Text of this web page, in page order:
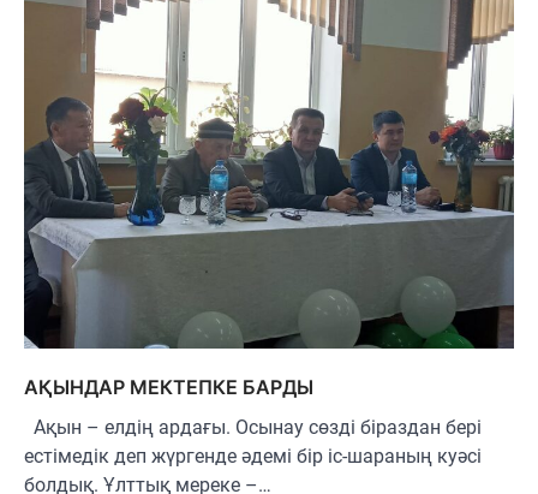
АҚЫНДАР МЕКТЕПКЕ БАРДЫ
Ақын – елдің ардағы. Осынау сөзді біраздан бері
естімедік деп жүргенде әдемі бір іс-шараның куәсі
болдық. Ұлттық мереке –…